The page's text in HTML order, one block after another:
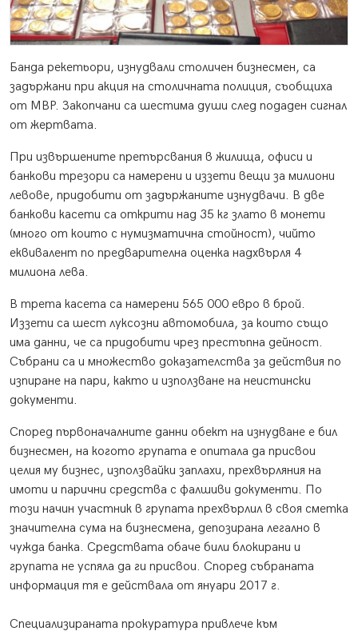
Банда рекетьори, изнудвали столичен бизнесмен, са
задържани при акция на столичната полиция, съобщиха
от МВР. Закопчани са шестима души след подаден сигнал
от жертвата.
При извършените претърсвания в жилища, офиси и
банкови трезори са намерени и иззети вещи за милиони
левове, придобити от задържаните изнудвачи. В две
банкови касети са открити над 35 кг злато в монети
(много от които с нумизматична стойност), чийто
еквивалент по предварителна оценка надхвърля 4
милиона лева.
В трета касета са намерени 565 000 евро в брой.
Иззети са шест луксозни автомобила, за които също
има данни, че са придобити чрез престъпна дейност.
Събрани са и множество доказателства за действия по
изпиране на пари, както и използване на неистински
документи.
Според първоначалните данни обект на изнудване е бил
бизнесмен, на когото групата е опитала да присвои
целия му бизнес, използвайки заплахи, прехвърляния на
имоти и парични средства с фалшиви документи. По
този начин участник в групата прехвърлил в своя сметка
значителна сума на бизнесмена, депозирана легално в
чужда банка. Средствата обаче били блокирани и
групата не успяла да ги присвои. Според събраната
информация тя е действала от януари 2017 г.
Специализираната прокуратура привлече към